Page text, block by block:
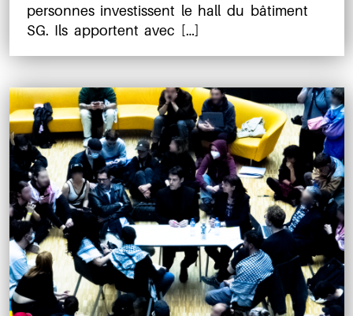
personnes investissent le hall du bâtiment
SG. Ils apportent avec […]